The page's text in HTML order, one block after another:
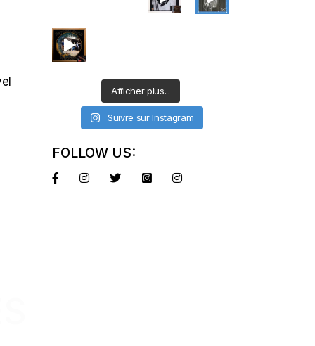
Afficher plus...
Suivre sur Instagram
FOLLOW US: